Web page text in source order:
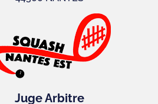
Juge Arbitre